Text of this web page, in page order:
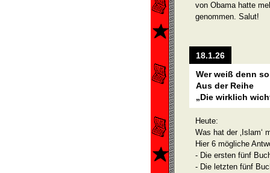
von Obama hatte
genommen. Salut!
18.1.26
Wer weiß denn
Aus der Reihe
„Die wirklich
Heute:
Was hat der ‚Islam‘
Hier 6 mögliche
- Die ersten fünf
- Die letzten fünf